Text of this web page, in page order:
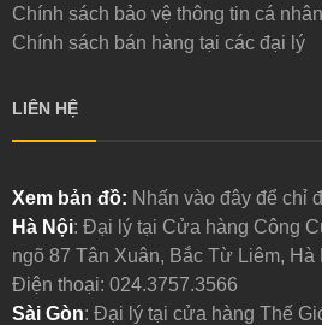
Chính sách bảo vệ thông tin cá
Chính sách bán hàng tại các đại lý
LIÊN HỆ
Xem bản đồ: Nhấn vào đây để chỉ
Hà Nội: Đại lý tại Cửa hàng Công
ngõ 87 Tân Xuân, Bắc Từ Liêm, Hà
Điện thoại: 024.3757.3566
Sài Gòn: Đại lý tại cửa hàng Thế